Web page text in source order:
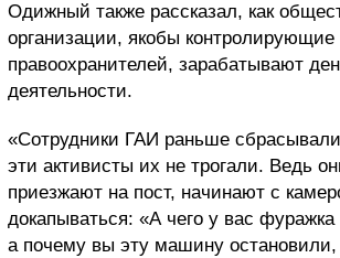
Одижный также рассказал, как
организации, якобы контролирующие
правоохранителей, зарабатывают
деятельности.
«Сотрудники ГАИ раньше
эти активисты их не трогали. Ведь
приезжают на пост, начинают с
докапываться: «А чего у вас фуражка
а почему вы эту машину